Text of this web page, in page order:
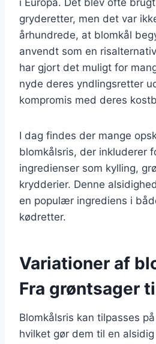
gryderetter, men det var
århundrede, at blomkål
anvendt som en
har gjort det muligt for
nyde deres yndlingsretter
kompromis med deres
I dag findes der mange
blomkålsris, der inkluderer
ingredienser som kylling,
krydderier. Denne
en populær ingrediens i
kødretter.
Variationer af
Fra grøntsager
Blomkålsris kan tilpasses
hvilket gør dem til en